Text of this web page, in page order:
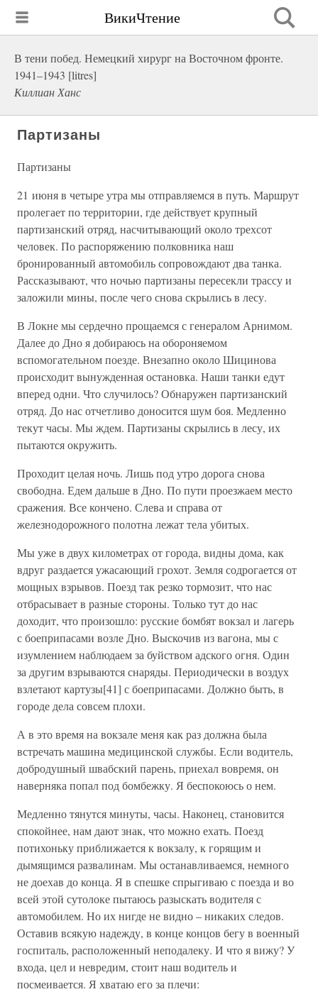
ВикиЧтение
В тени побед. Немецкий хирург на Восточном фронте.
1941–1943 [litres]
Киллиан Ханс
Партизаны
Партизаны
21 июня в четыре утра мы отправляемся в путь. Маршрут
пролегает по территории, где действует крупный
партизанский отряд, насчитывающий около трехсот
человек. По распоряжению полковника наш
бронированный автомобиль сопровождают два танка.
Рассказывают, что ночью партизаны пересекли трассу и
заложили мины, после чего снова скрылись в лесу.
В Локне мы сердечно прощаемся с генералом Арнимом.
Далее до Дно я добираюсь на обороняемом
вспомогательном поезде. Внезапно около Шицинова
происходит вынужденная остановка. Наши танки едут
вперед одни. Что случилось? Обнаружен партизанский
отряд. До нас отчетливо доносится шум боя. Медленно
текут часы. Мы ждем. Партизаны скрылись в лесу, их
пытаются окружить.
Проходит целая ночь. Лишь под утро дорога снова
свободна. Едем дальше в Дно. По пути проезжаем место
сражения. Все кончено. Слева и справа от
железнодорожного полотна лежат тела убитых.
Мы уже в двух километрах от города, видны дома, как
вдруг раздается ужасающий грохот. Земля содрогается от
мощных взрывов. Поезд так резко тормозит, что нас
отбрасывает в разные стороны. Только тут до нас
доходит, что произошло: русские бомбят вокзал и лагерь
с боеприпасами возле Дно. Выскочив из вагона, мы с
изумлением наблюдаем за буйством адского огня. Один
за другим взрываются снаряды. Периодически в воздух
взлетают картузы[41] с боеприпасами. Должно быть, в
городе дела совсем плохи.
А в это время на вокзале меня как раз должна была
встречать машина медицинской службы. Если водитель,
добродушный швабский парень, приехал вовремя, он
наверняка попал под бомбежку. Я беспокоюсь о нем.
Медленно тянутся минуты, часы. Наконец, становится
спокойнее, нам дают знак, что можно ехать. Поезд
потихоньку приближается к вокзалу, к горящим и
дымящимся развалинам. Мы останавливаемся, немного
не доехав до конца. Я в спешке спрыгиваю с поезда и во
всей этой сутолоке пытаюсь разыскать водителя с
автомобилем. Но их нигде не видно – никаких следов.
Оставив всякую надежду, в конце концов бегу в военный
госпиталь, расположенный неподалеку. И что я вижу? У
входа, цел и невредим, стоит наш водитель и
посмеивается. Я хватаю его за плечи: